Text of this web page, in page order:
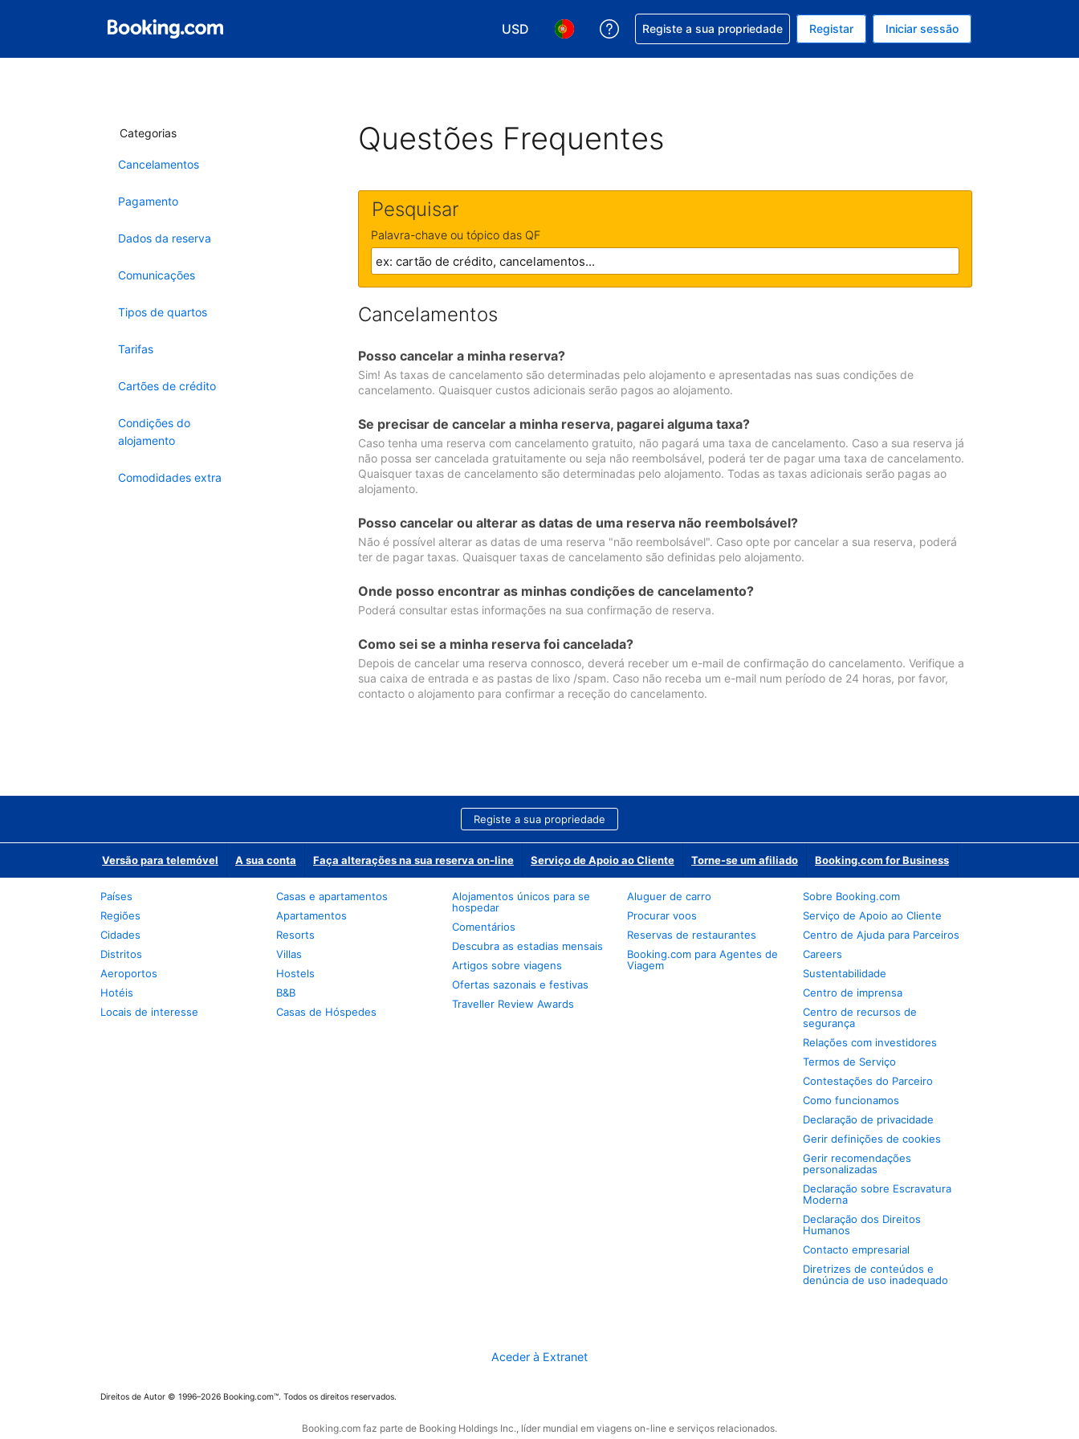
USD
Escolha a sua moeda. A sua moeda atual é Dólar dos EUA
Escolha o seu idioma. O seu idioma atual é Português
Obtenha ajuda com a sua reserva
Registe a sua propriedade Registar Iniciar sessão
Categorias
Cancelamentos
Pagamento
Dados da reserva
Comunicações
Tipos de quartos
Tarifas
Cartões de crédito
Condições do
alojamento
Comodidades extra
Questões Frequentes
Pesquisar
Palavra-chave ou tópico das QF
Cancelamentos
Posso cancelar a minha reserva?
Sim! As taxas de cancelamento são determinadas pelo alojamento e apresentadas nas suas condições de
cancelamento. Quaisquer custos adicionais serão pagos ao alojamento.
Se precisar de cancelar a minha reserva, pagarei alguma taxa?
Caso tenha uma reserva com cancelamento gratuito, não pagará uma taxa de cancelamento. Caso a sua reserva já
não possa ser cancelada gratuitamente ou seja não reembolsável, poderá ter de pagar uma taxa de cancelamento.
Quaisquer taxas de cancelamento são determinadas pelo alojamento. Todas as taxas adicionais serão pagas ao
alojamento.
Posso cancelar ou alterar as datas de uma reserva não reembolsável?
Não é possível alterar as datas de uma reserva "não reembolsável". Caso opte por cancelar a sua reserva, poderá
ter de pagar taxas. Quaisquer taxas de cancelamento são definidas pelo alojamento.
Onde posso encontrar as minhas condições de cancelamento?
Poderá consultar estas informações na sua confirmação de reserva.
Como sei se a minha reserva foi cancelada?
Depois de cancelar uma reserva connosco, deverá receber um e-mail de confirmação do cancelamento. Verifique a
sua caixa de entrada e as pastas de lixo /spam. Caso não receba um e-mail num período de 24 horas, por favor,
contacto o alojamento para confirmar a receção do cancelamento.
Registe a sua propriedade
Versão para telemóvel A sua conta Faça alterações na sua reserva on-line Serviço de Apoio ao Cliente Torne-se um afiliado Booking.com for Business
Países
Regiões
Cidades
Distritos
Aeroportos
Hotéis
Locais de interesse
Casas e apartamentos
Apartamentos
Resorts
Villas
Hostels
B&B
Casas de Hóspedes
Alojamentos únicos para se
hospedar
Comentários
Descubra as estadias mensais
Artigos sobre viagens
Ofertas sazonais e festivas
Traveller Review Awards
Aluguer de carro
Procurar voos
Reservas de restaurantes
Booking.com para Agentes de
Viagem
Sobre Booking.com
Serviço de Apoio ao Cliente
Centro de Ajuda para Parceiros
Careers
Sustentabilidade
Centro de imprensa
Centro de recursos de
segurança
Relações com investidores
Termos de Serviço
Contestações do Parceiro
Como funcionamos
Declaração de privacidade
Gerir definições de cookies
Gerir recomendações
personalizadas
Declaração sobre Escravatura
Moderna
Declaração dos Direitos
Humanos
Contacto empresarial
Diretrizes de conteúdos e
denúncia de uso inadequado
Aceder à Extranet
Direitos de Autor © 1996–2026 Booking.com™. Todos os direitos reservados.
Booking.com faz parte de Booking Holdings Inc., líder mundial em viagens on-line e serviços relacionados.